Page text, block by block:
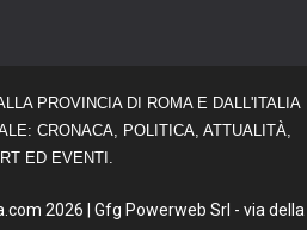
PROVINCIA DI ROMA E DALL'ITALIA
CRONACA, POLITICA, ATTUALITÀ,
ED EVENTI.
2026 | Gfg Powerweb Srl - via della